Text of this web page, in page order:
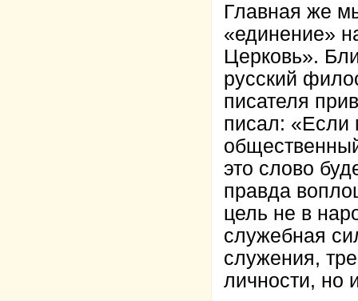
Главная же
«единение»
Церковь».
русский
писателя
писал: «Если
это слово
правда
цель не в
служебная
служения,
личности, но